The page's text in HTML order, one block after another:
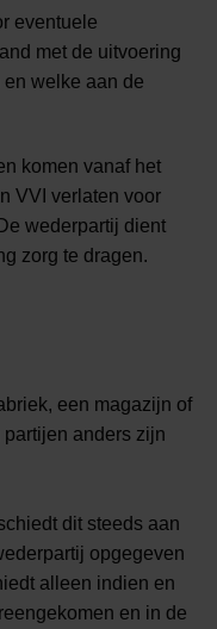
eventuele
met de uitvoering
welke aan de
komen vanaf het
VVI verlaten voor
wederpartij dient
zorg te dragen.
een magazijn of
anders zijn
dit steeds aan
opgegeven
alleen indien en
en in de